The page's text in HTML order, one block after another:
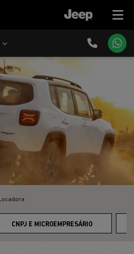
Locadora
CNPJ E MICROEMPRESÁRIO